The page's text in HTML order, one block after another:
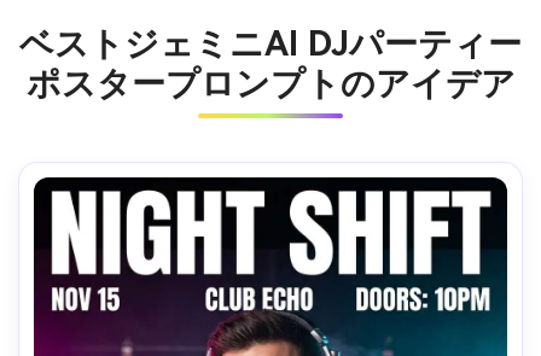
ベストジェミニAI DJパーティー
ポスタープロンプトのアイデア